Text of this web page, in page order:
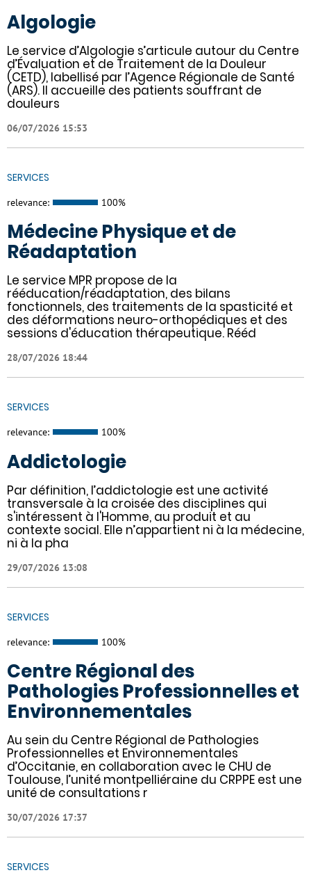
Algologie
Le service d’Algologie s’articule autour du Centre
d’Évaluation et de Traitement de la Douleur
(CETD), labellisé par l’Agence Régionale de Santé
(ARS). Il accueille des patients souffrant de
douleurs
06/07/2026 15:53
SERVICES
relevance: 100%
Médecine Physique et de
Réadaptation
Le service MPR propose de la
rééducation/réadaptation, des bilans
fonctionnels, des traitements de la spasticité et
des déformations neuro-orthopédiques et des
sessions d'éducation thérapeutique. Rééd
28/07/2026 18:44
SERVICES
relevance: 100%
Addictologie
Par définition, l’addictologie est une activité
transversale à la croisée des disciplines qui
s'intéressent à l'Homme, au produit et au
contexte social. Elle n’appartient ni à la médecine,
ni à la pha
29/07/2026 13:08
SERVICES
relevance: 100%
Centre Régional des
Pathologies Professionnelles et
Environnementales
Au sein du Centre Régional de Pathologies
Professionnelles et Environnementales
d’Occitanie, en collaboration avec le CHU de
Toulouse, l’unité montpelliéraine du CRPPE est une
unité de consultations r
30/07/2026 17:37
SERVICES